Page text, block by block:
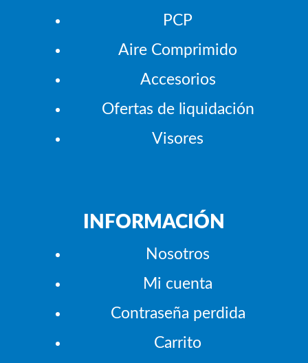
PCP
Aire Comprimido
Accesorios
Ofertas de liquidación
Visores
INFORMACIÓN
Nosotros
Mi cuenta
Contraseña perdida
Carrito